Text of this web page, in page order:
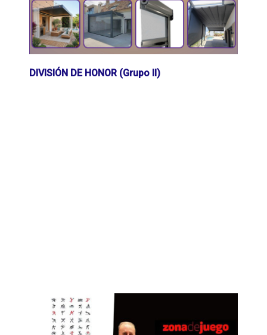
DIVISIÓN DE HONOR (Grupo II)